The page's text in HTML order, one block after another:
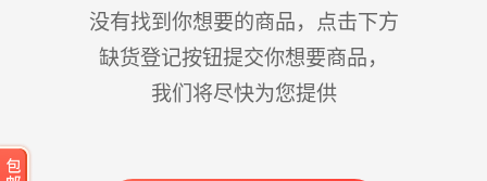
没有找到你想要的商品，点击下方
缺货登记按钮提交你想要商品，
我们将尽快为您提供